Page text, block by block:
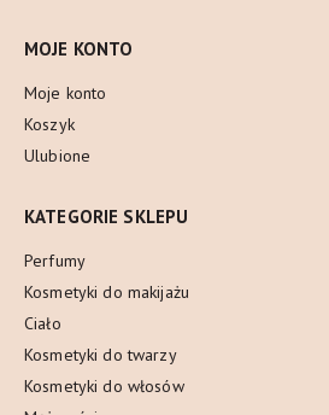
MOJE KONTO
Moje konto
Koszyk
Ulubione
KATEGORIE SKLEPU
Perfumy
Kosmetyki do makijażu
Ciało
Kosmetyki do twarzy
Kosmetyki do włosów